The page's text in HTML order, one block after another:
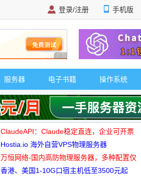
登录/注册 手机版
广告 商业广告，理性选择
服务器 电子书籍 操作系统
ClaudeAPI：Claude稳定直连，企业可开票
Hostia.io 海外自营VPS物理服务器
万恒网络-国内高防物理服务器，多种配置仅
99元/月起
香港、美国1-10G口宿主机低至3500元起